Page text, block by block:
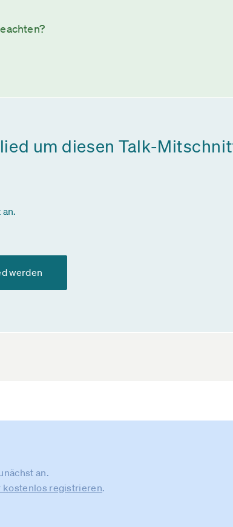
um diesen Talk-
werden
an.
kostenlos registrieren.